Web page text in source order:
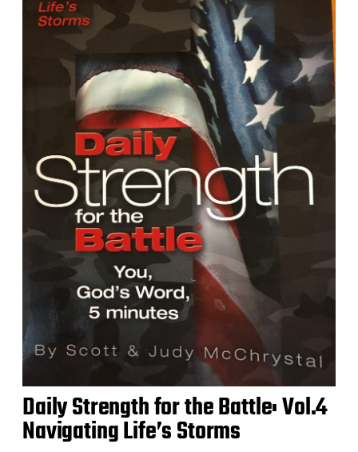
Daily Strength for the Battle: Vol.4
Navigating Life’s Storms